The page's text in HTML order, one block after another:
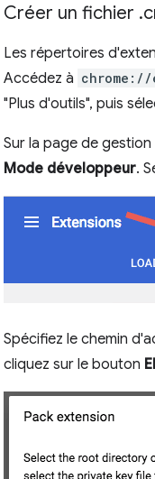
Créer un fichier .
Les répertoires
Accédez à
"Plus d'outils", puis
Sur la page de
Mode développeur.
Spécifiez le chemin
cliquez sur le bouton